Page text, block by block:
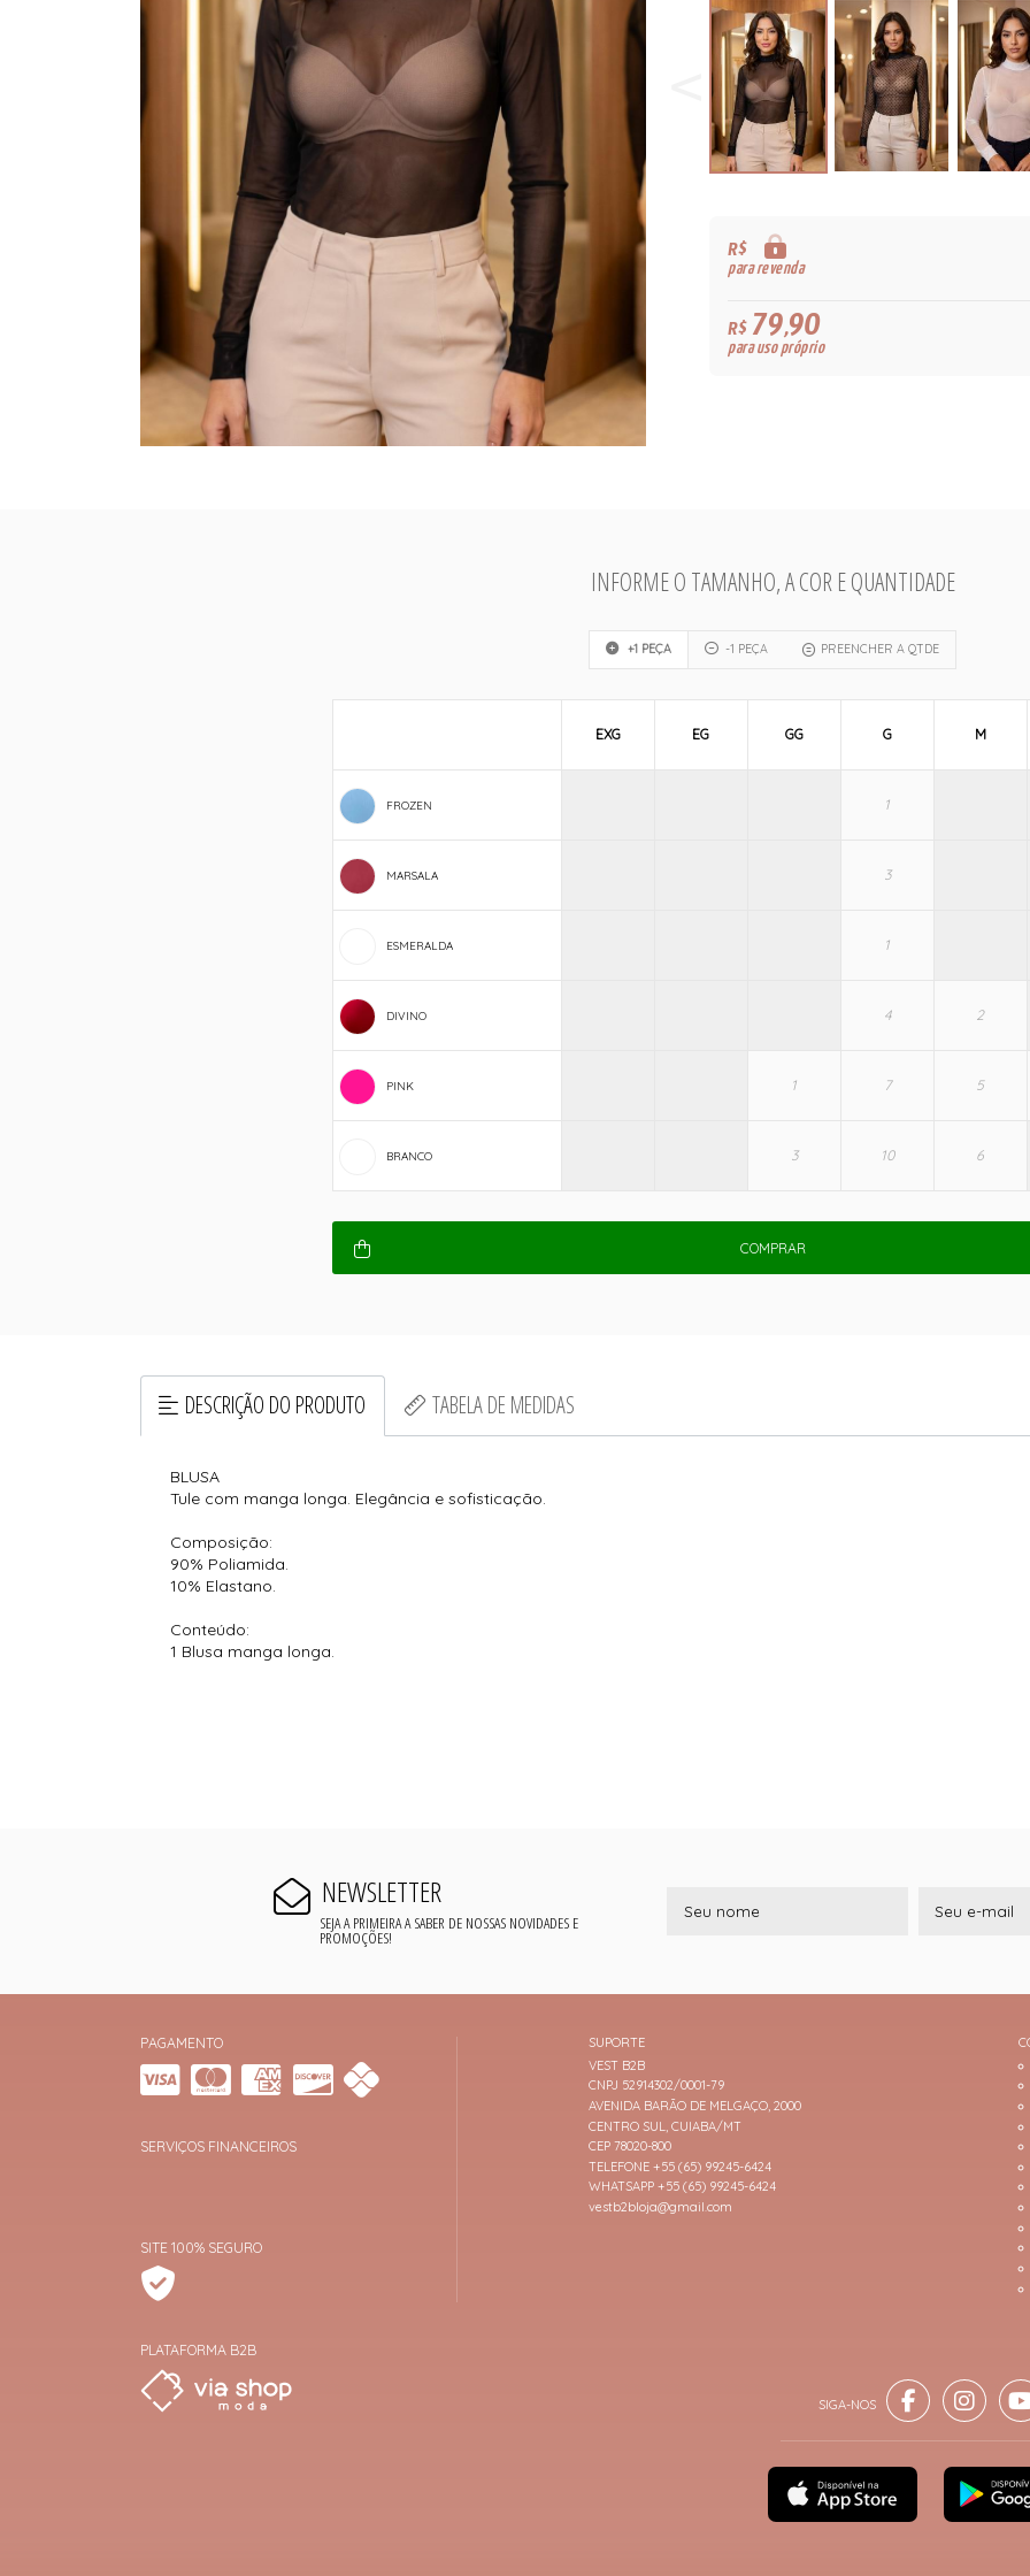
R$
para revenda
R$79,90
para uso próprio
INFORME O TAMANHO, A COR E QUANTIDADE
+1 PEÇA -1 PEÇA PREENCHER A QTDE
FROZEN
MARSALA
ESMERALDA
DIVINO
PINK
BRANCO
EXG EG GG G M
COMPRAR
DESCRIÇÃO DO PRODUTO TABELA DE MEDIDAS
BLUSA
Tule com manga longa. Elegância e sofisticação.
Composição:
90% Poliamida.
10% Elastano.
Conteúdo:
1 Blusa manga longa.
NEWSLETTER
SEJA A PRIMEIRA A SABER DE NOSSAS NOVIDADES E
PROMOÇÕES!
PAGAMENTO
SERVIÇOS FINANCEIROS
SITE 100% SEGURO
PLATAFORMA B2B
SUPORTE
VEST B2B
CNPJ 52914302/0001-79
AVENIDA BARÃO DE MELGAÇO, 2000
CENTRO SUL, CUIABA/MT
CEP 78020-800
TELEFONE +55 (65) 99245-6424
WHATSAPP +55 (65) 99245-6424
vestb2bloja@gmail.com